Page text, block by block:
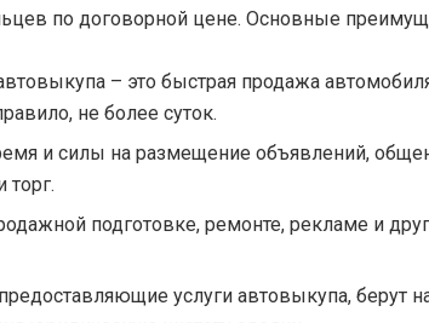
по договорной цене. Основные
– это быстрая продажа
не более суток.
и силы на размещение объявлений,
торг.
подготовке, ремонте, рекламе и
услуги автовыкупа, берут